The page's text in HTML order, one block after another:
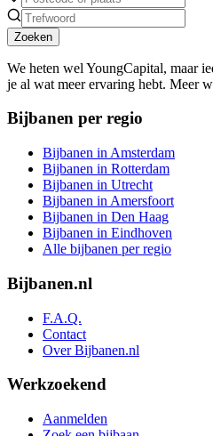
Zoeken
We heten wel YoungCapital, maar
je al wat meer ervaring hebt. Meer
Bijbanen per regio
Bijbanen in Amsterdam
Bijbanen in Rotterdam
Bijbanen in Utrecht
Bijbanen in Amersfoort
Bijbanen in Den Haag
Bijbanen in Eindhoven
Alle bijbanen per regio
Bijbanen.nl
F.A.Q.
Contact
Over Bijbanen.nl
Werkzoekend
Aanmelden